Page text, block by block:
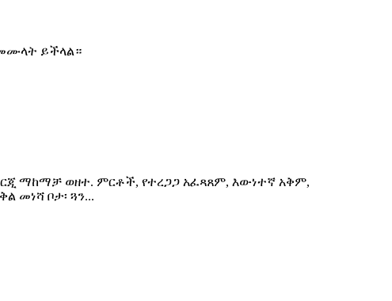
መሙላት ይችላል።
ማከማቻ ወዘተ. ምርቶች, የተረጋጋ አፈጻጸም, እውነተኛ አቅም,
መነሻ ቦታ፡ ጓን...